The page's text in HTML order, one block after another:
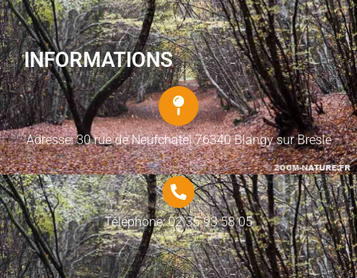
INFORMATIONS
Adresse: 30 rue de Neufchatel 76340 Blangy sur Bresle
Téléphone: 02 35 93 58 05